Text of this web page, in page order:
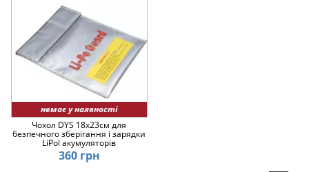
немає у наявності
Чохол DYS 18x23см для
безпечного зберігання і зарядки
LiPol акумуляторів
360 грн